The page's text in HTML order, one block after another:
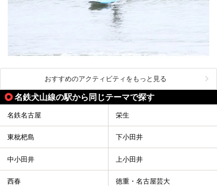
おすすめのアクティビティをもっと見る
名鉄犬山線の駅から同じテーマで探す
名鉄名古屋 栄生
東枇杷島 下小田井
中小田井 上小田井
西春 徳重・名古屋芸大